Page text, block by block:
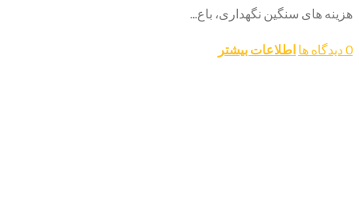
هزینه های سنگین نگهداری، باع...
0 دیدگاه ها اطلاعات بیشتر